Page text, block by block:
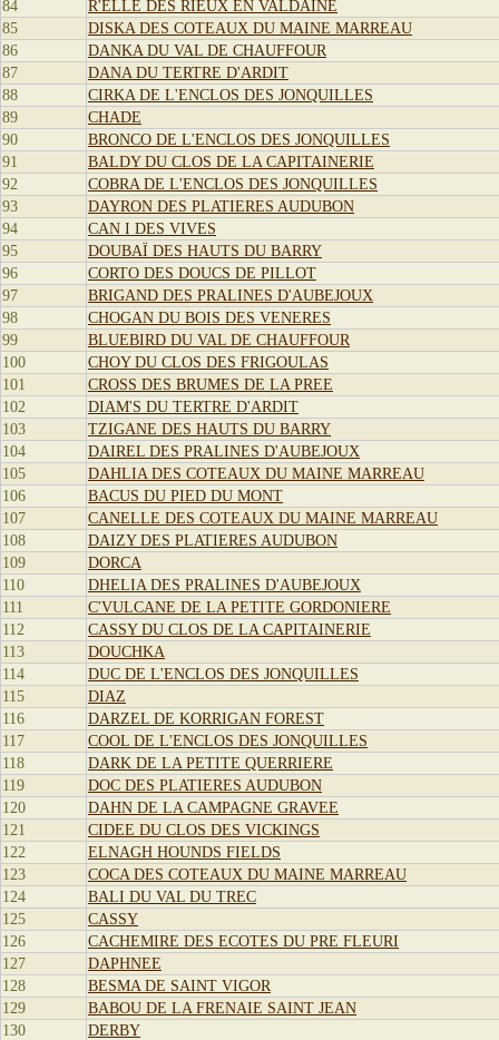
84
R'ELLE DES RIEUX EN VALDAINE
85
DISKA DES COTEAUX DU MAINE MARREAU
86
DANKA DU VAL DE CHAUFFOUR
87
DANA DU TERTRE D'ARDIT
88
CIRKA DE L'ENCLOS DES JONQUILLES
89
CHADE
90
BRONCO DE L'ENCLOS DES JONQUILLES
91
BALDY DU CLOS DE LA CAPITAINERIE
92
COBRA DE L'ENCLOS DES JONQUILLES
93
DAYRON DES PLATIERES AUDUBON
94
CAN I DES VIVES
95
DOUBAÏ DES HAUTS DU BARRY
96
CORTO DES DOUCS DE PILLOT
97
BRIGAND DES PRALINES D'AUBEJOUX
98
CHOGAN DU BOIS DES VENERES
99
BLUEBIRD DU VAL DE CHAUFFOUR
100
CHOY DU CLOS DES FRIGOULAS
101
CROSS DES BRUMES DE LA PREE
102
DIAM'S DU TERTRE D'ARDIT
103
TZIGANE DES HAUTS DU BARRY
104
DAIREL DES PRALINES D'AUBEJOUX
105
DAHLIA DES COTEAUX DU MAINE MARREAU
106
BACUS DU PIED DU MONT
107
CANELLE DES COTEAUX DU MAINE MARREAU
108
DAIZY DES PLATIERES AUDUBON
109
DORCA
110
DHELIA DES PRALINES D'AUBEJOUX
111
C'VULCANE DE LA PETITE GORDONIERE
112
CASSY DU CLOS DE LA CAPITAINERIE
113
DOUCHKA
114
DUC DE L'ENCLOS DES JONQUILLES
115
DIAZ
116
DARZEL DE KORRIGAN FOREST
117
COOL DE L'ENCLOS DES JONQUILLES
118
DARK DE LA PETITE QUERRIERE
119
DOC DES PLATIERES AUDUBON
120
DAHN DE LA CAMPAGNE GRAVEE
121
CIDEE DU CLOS DES VICKINGS
122
ELNAGH HOUNDS FIELDS
123
COCA DES COTEAUX DU MAINE MARREAU
124
BALI DU VAL DU TREC
125
CASSY
126
CACHEMIRE DES ECOTES DU PRE FLEURI
127
DAPHNEE
128
BESMA DE SAINT VIGOR
129
BABOU DE LA FRENAIE SAINT JEAN
130
DERBY